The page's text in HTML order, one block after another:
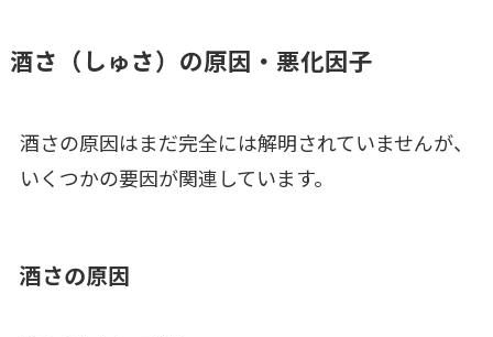
酒さ（しゅさ）の原因・悪化因子
酒さの原因はまだ完全には解明されていませんが、
いくつかの要因が関連しています。
酒さの原因